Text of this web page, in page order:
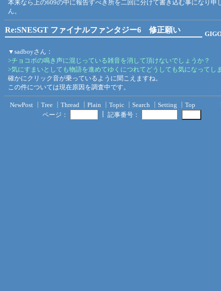
本来なら上の609の中に報告すべき所を二回に分けて書き込む事になり申
ん。
Re:SNESGT ファイナルファンタジー6 修正願い
▼sadboyさん：
>チョコボの鳴き声に混じっている雑音を消して頂けないでしょうか？
>気にすまいとしても物語を進めてゆくにつれてどうしても気になってし
確かにクリック音が乗っているように聞こえますね。
この件については現在原因を調査中です。
NewPost Tree Thread Plain Topic Search Setting Top
ページ：
記事番号：